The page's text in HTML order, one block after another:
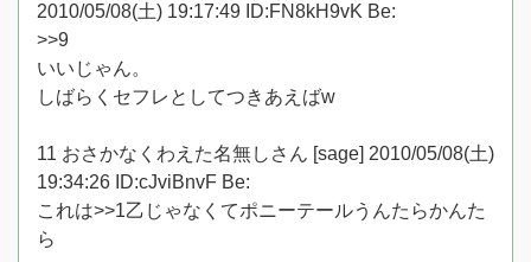
2010/05/08(土) 19:17:49 ID:FN8kH9vK Be:
>>9
いいじゃん。
しばらくセフレとしてつきあえばw
11 おさかなくわえた名無しさん [sage] 2010/05/08(土)
19:34:26 ID:cJviBnvF Be:
これは>>1乙じゃなくてポニーテールうんたらかんた
ら